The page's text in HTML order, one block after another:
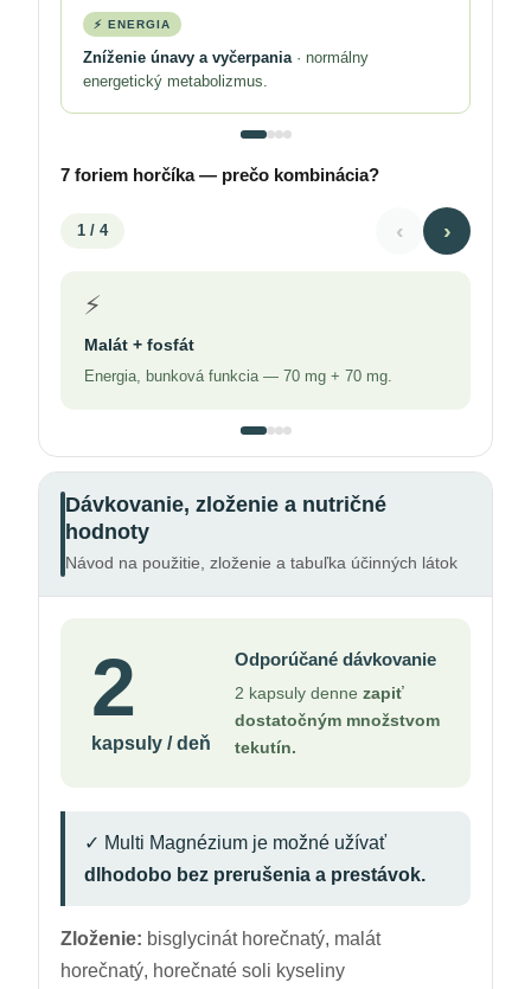
⚡ ENERGIA
Zníženie únavy a vyčerpania· normálny
energetický metabolizmus.
7 foriem horčíka — prečo kombinácia?
1 / 4 ‹ ›
⚡
Malát + fosfát
Energia, bunková funkcia — 70 mg + 70 mg.
Dávkovanie, zloženie a nutričné
hodnoty
Návod na použitie, zloženie a tabuľka účinných látok
2
kapsuly / deň
Odporúčané dávkovanie
2 kapsuly denne zapiť
dostatočným množstvom
tekutín.
✓ Multi Magnézium je možné užívať
dlhodobo bez prerušenia a prestávok.
Zloženie: bisglycinát horečnatý, malát
horečnatý, horečnaté soli kyseliny